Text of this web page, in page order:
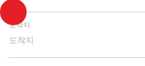
도착지
도착지